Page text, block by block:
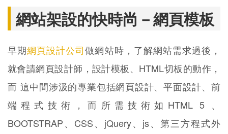
網站架設的快時尚－網頁模板
早期網頁設計公司做網站時，了解網站需求過後，
就會請網頁設計師，設計模板、HTML切板的動作，
而 這中間涉汲的專業包括網頁設計、平面設計、前
端程式技術，而所需技術如HTML 5 、
BOOTSTRAP、CSS、jQuery、js、第三方程式外